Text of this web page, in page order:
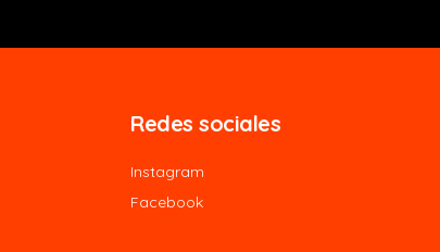
Redes sociales
Instagram
Facebook